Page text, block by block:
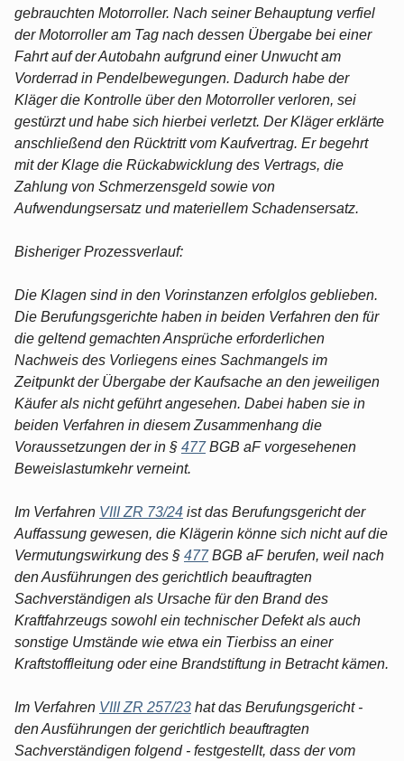
gebrauchten Motorroller. Nach seiner Behauptung verfiel
der Motorroller am Tag nach dessen Übergabe bei einer
Fahrt auf der Autobahn aufgrund einer Unwucht am
Vorderrad in Pendelbewegungen. Dadurch habe der
Kläger die Kontrolle über den Motorroller verloren, sei
gestürzt und habe sich hierbei verletzt. Der Kläger erklärte
anschließend den Rücktritt vom Kaufvertrag. Er begehrt
mit der Klage die Rückabwicklung des Vertrags, die
Zahlung von Schmerzensgeld sowie von
Aufwendungsersatz und materiellem Schadensersatz.
Bisheriger Prozessverlauf:
Die Klagen sind in den Vorinstanzen erfolglos geblieben.
Die Berufungsgerichte haben in beiden Verfahren den für
die geltend gemachten Ansprüche erforderlichen
Nachweis des Vorliegens eines Sachmangels im
Zeitpunkt der Übergabe der Kaufsache an den jeweiligen
Käufer als nicht geführt angesehen. Dabei haben sie in
beiden Verfahren in diesem Zusammenhang die
Voraussetzungen der in § 477BGB aF vorgesehenen
Beweislastumkehr verneint.
Im Verfahren VIII ZR 73/24 ist das Berufungsgericht der
Auffassung gewesen, die Klägerin könne sich nicht auf die
Vermutungswirkung des § 477BGB aF berufen, weil nach
den Ausführungen des gerichtlich beauftragten
Sachverständigen als Ursache für den Brand des
Kraftfahrzeugs sowohl ein technischer Defekt als auch
sonstige Umstände wie etwa ein Tierbiss an einer
Kraftstoffleitung oder eine Brandstiftung in Betracht kämen.
Im Verfahren VIII ZR 257/23 hat das Berufungsgericht -
den Ausführungen der gerichtlich beauftragten
Sachverständigen folgend - festgestellt, dass der vom